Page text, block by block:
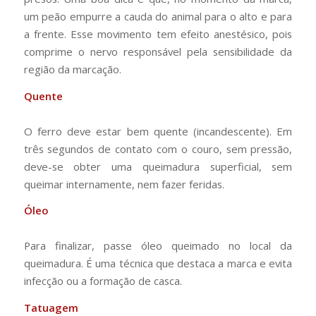
um peão empurre a cauda do animal para o alto e para
a frente. Esse movimento tem efeito anestésico, pois
comprime o nervo responsável pela sensibilidade da
região da marcação.
Quente
O ferro deve estar bem quente (incandescente). Em
três segundos de contato com o couro, sem pressão,
deve-se obter uma queimadura superficial, sem
queimar internamente, nem fazer feridas.
Óleo
Para finalizar, passe óleo queimado no local da
queimadura. É uma técnica que destaca a marca e evita
infecção ou a formação de casca.
Tatuagem